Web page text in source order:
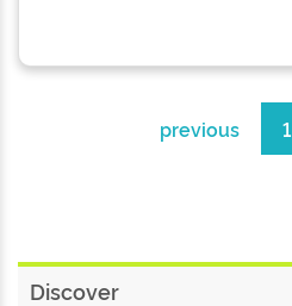
previous 1
Discover